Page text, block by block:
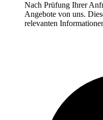
Nach Prüfung Ihrer
Angebote von uns.
relevanten